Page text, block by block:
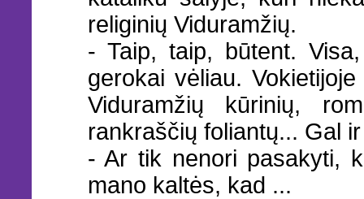
religinių Viduramžių.
- Taip, taip, būtent.
gerokai vėliau.
Viduramžių kūrinių,
rankraščių foliantų... Gal
- Ar tik nenori pasakyti,
mano kaltės, kad ...